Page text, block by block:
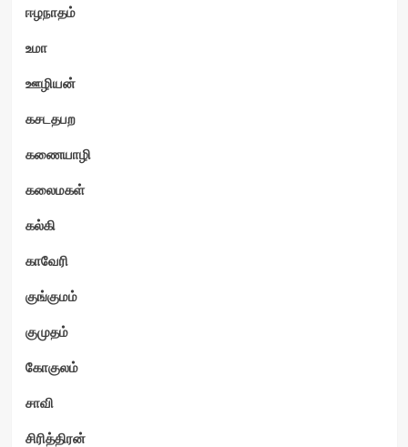
ஈழநாதம்
உமா
ஊழியன்
கசடதபற
கணையாழி
கலைமகள்
கல்கி
காவேரி
குங்குமம்
குமுதம்
கோகுலம்
சாவி
சிரித்திரன்